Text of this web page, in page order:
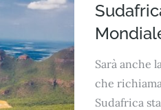
Sarà anche
che
Sudafrica